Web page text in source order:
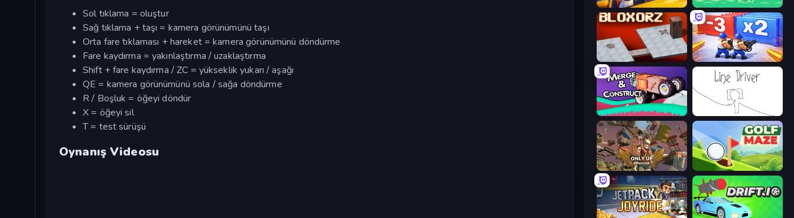
Sol tıklama = oluştur
Sağ tıklama + taşı = kamera görünümünü taşı
Orta fare tıklaması + hareket = kamera görünümünü döndürme
Fare kaydırma = yakınlaştırma / uzaklaştırma
Shift + fare kaydırma / ZC = yükseklik yukarı / aşağı
QE = kamera görünümünü sola / sağa döndürme
R / Boşluk = öğeyi döndür
X = öğeyi sil
T = test sürüşü
Oynanış Videosu
I Am Taxi Prankster Sim Fish Orbit
Bloxorz Battle Brigade
Merge & Construct
Only Up: Parkour Golf Maze